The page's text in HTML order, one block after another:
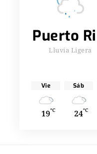
Lluvia Ligera
Vie
19°C
Sáb
24°C